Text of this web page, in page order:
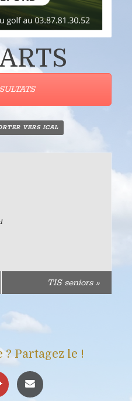
VERS ICAL
TIS seniors »
Partagez le !